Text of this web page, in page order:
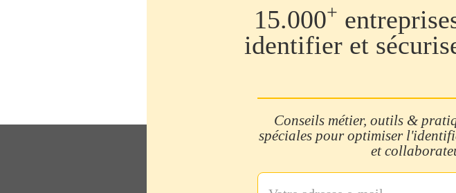
15.000+
identifier et
Conseils métier, outils &
spéciales pour optimiser
et